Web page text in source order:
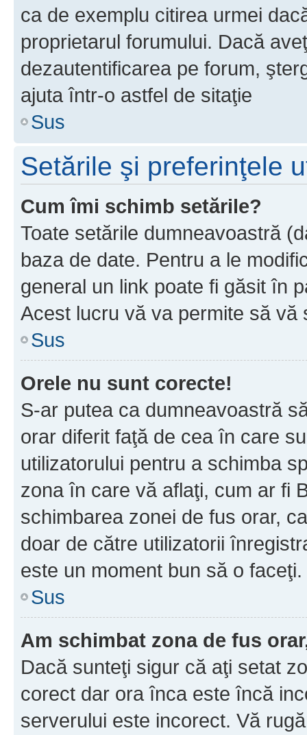
ca de exemplu citirea urmei
proprietarul forumului. Dacă
dezautentificarea pe forum,
ajuta într-o astfel de sitaţie
Sus
Setările şi preferinţele
Cum îmi schimb setările?
Toate setările dumneavoastră
baza de date. Pentru a le
general un link poate fi găsit în
Acest lucru vă va permite să vă
Sus
Orele nu sunt corecte!
S-ar putea ca dumneavoastră
orar diferit faţă de cea în care
utilizatorului pentru a schimba
zona în care vă aflaţi, cum ar fi
schimbarea zonei de fus orar,
doar de către utilizatorii
este un moment bun să o faceţi.
Sus
Am schimbat zona de fus
Dacă sunteţi sigur că aţi setat
corect dar ora înca este încă
serverului este incorect. Vă